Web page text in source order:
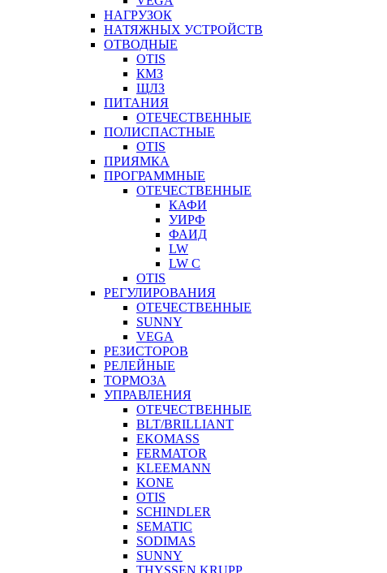
НАГРУЗОК
НАТЯЖНЫХ УСТРОЙСТВ
ОТВОДНЫЕ
OTIS
КМЗ
ЩЛЗ
ПИТАНИЯ
ОТЕЧЕСТВЕННЫЕ
ПОЛИСПАСТНЫЕ
OTIS
ПРИЯМКА
ПРОГРАММНЫЕ
ОТЕЧЕСТВЕННЫЕ
КАФИ
УИРФ
ФАИД
LW
LW C
OTIS
РЕГУЛИРОВАНИЯ
ОТЕЧЕСТВЕННЫЕ
SUNNY
VEGA
РЕЗИСТОРОВ
РЕЛЕЙНЫЕ
ТОРМОЗА
УПРАВЛЕНИЯ
ОТЕЧЕСТВЕННЫЕ
BLT/BRILLIANT
EKOMASS
FERMATOR
KLEEMANN
KONE
OTIS
SCHINDLER
SEMATIC
SODIMAS
SUNNY
THYSSEN KRUPP